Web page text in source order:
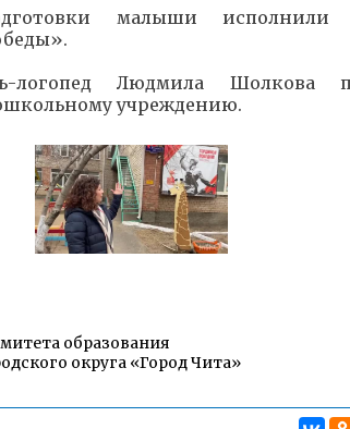
малыши исполнили
логопед Людмила Шолкова
учреждению.
образования
округа «Город Чита»